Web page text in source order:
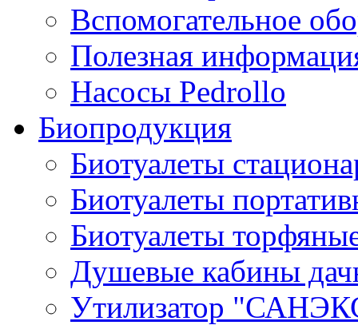
Вспомогательное
Полезная
Насосы Pedrollo
Биопродукция
Биотуалеты
Биотуалеты
Биотуалеты
Душевые кабины
Утилизатор